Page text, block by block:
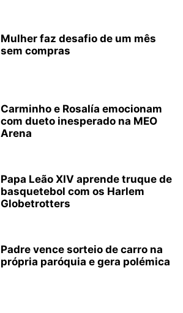
Mulher faz desafio de um mês
sem compras
Carminho e Rosalía emocionam
com dueto inesperado na MEO
Arena
Papa Leão XIV aprende truque de
basquetebol com os Harlem
Globetrotters
Padre vence sorteio de carro na
própria paróquia e gera polémica